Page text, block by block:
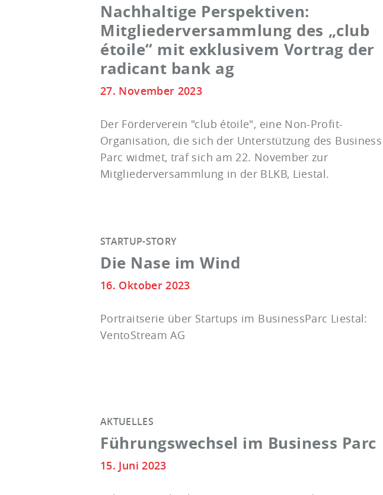
Nachhaltige Perspektiven:
Mitgliederversammlung des „club
étoile“ mit exklusivem Vortrag der
radicant bank ag
27. November 2023
Der Förderverein "club étoile", eine Non-Profit-
Organisation, die sich der Unterstützung des Business
Parc widmet, traf sich am 22. November zur
Mitgliederversammlung in der BLKB, Liestal.
STARTUP-STORY
Die Nase im Wind
16. Oktober 2023
Portraitserie über Startups im BusinessParc Liestal:
VentoStream AG
AKTUELLES
Führungswechsel im Business Parc
15. Juni 2023